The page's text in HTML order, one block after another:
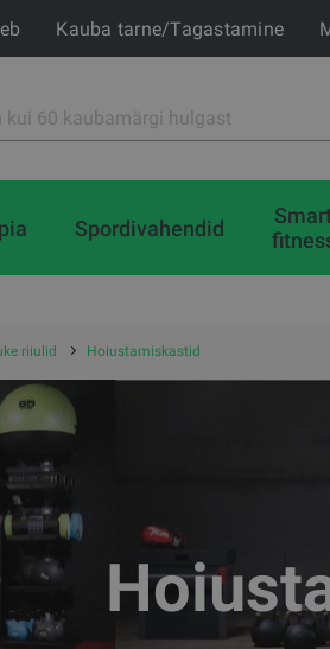
Kauba tarne/Tagastamine
Spordivahendid
riiulid Hoiustamiskastid